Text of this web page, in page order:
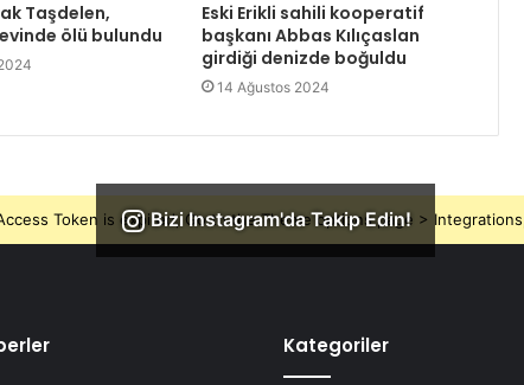
Taşdelen,
ölü bulundu
Eski Erikli sahili kooperatif
başkanı Abbas Kılıçaslan
girdiği denizde boğuldu
14 Ağustos 2024
Bizi Instagram'da Takip Edin!
Token is expired, Go to the Theme options page >
Kategoriler